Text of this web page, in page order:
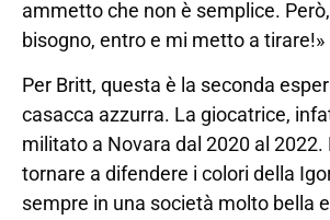
ammetto che non è semplice. Però,
bisogno, entro e mi metto a tirare!»
Per Britt, questa è la seconda
casacca azzurra. La giocatrice,
militato a Novara dal 2020 al 2022.
tornare a difendere i colori della
sempre in una società molto bella